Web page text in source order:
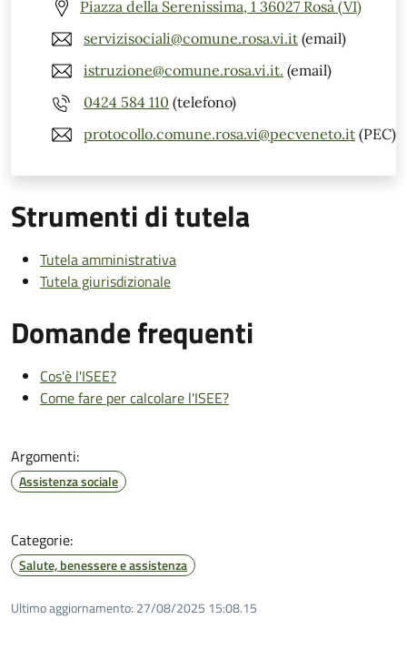
Piazza della Serenissima, 1 36027 Rosà (VI)
servizisociali@comune.rosa.vi.it (email)
istruzione@comune.rosa.vi.it. (email)
0424 584 110 (telefono)
protocollo.comune.rosa.vi@pecveneto.it (PEC)
Strumenti di tutela
Tutela amministrativa
Tutela giurisdizionale
Domande frequenti
Cos'è l'ISEE?
Come fare per calcolare l'ISEE?
Argomenti:
Assistenza sociale
Categorie:
Salute, benessere e assistenza
Ultimo aggiornamento: 27/08/2025 15:08.15